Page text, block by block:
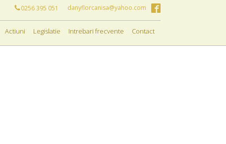
0256 395 051 danyflorcanisa@yahoo.com
Actiuni Legislatie Intrebari frecvente Contact